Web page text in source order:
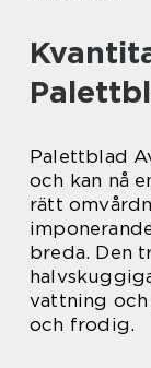
Palettblad
och kan nå
rätt
breda. Den
vattning
och frodig.